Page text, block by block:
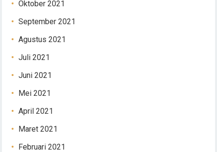
Oktober 2021
September 2021
Agustus 2021
Juli 2021
Juni 2021
Mei 2021
April 2021
Maret 2021
Februari 2021